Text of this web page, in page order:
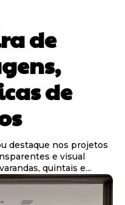
de
de
destaque nos projetos
e visual
quintais e...